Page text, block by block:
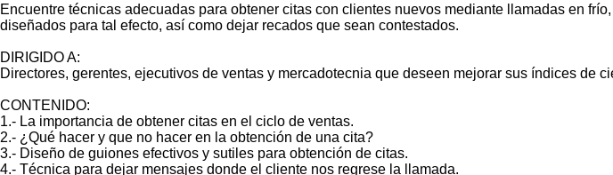
Encuentre técnicas adecuadas para obtener citas con clientes nuevos mediante llamadas en
diseñados para tal efecto, así como dejar recados que sean contestados.
DIRIGIDO A:
Directores, gerentes, ejecutivos de ventas y mercadotecnia que deseen mejorar sus índices de
CONTENIDO:
1.- La importancia de obtener citas en el ciclo de ventas.
2.- ¿Qué hacer y que no hacer en la obtención de una cita?
3.- Diseño de guiones efectivos y sutiles para obtención de citas.
4.- Técnica para dejar mensajes donde el cliente nos regrese la llamada.